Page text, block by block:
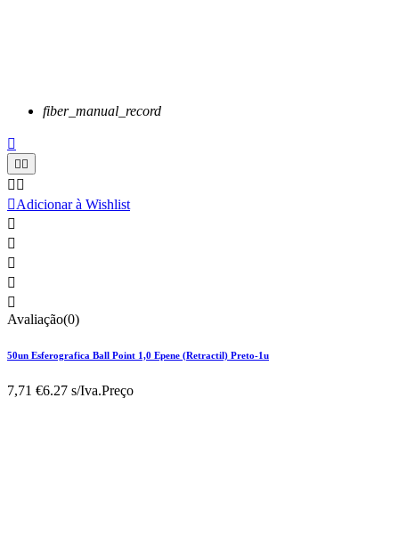
fiber_manual_record

 
 
Adicionar à Wishlist





Avaliação(0)
50un Esferografica Ball Point 1,0 Epene (Retractil) Preto-1u
7,71 €6.27 s/Iva.Preço